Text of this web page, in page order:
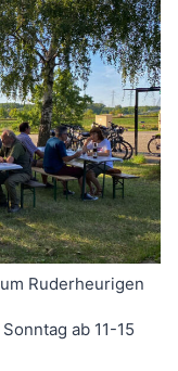
Ruderheurigen
ab 11-15